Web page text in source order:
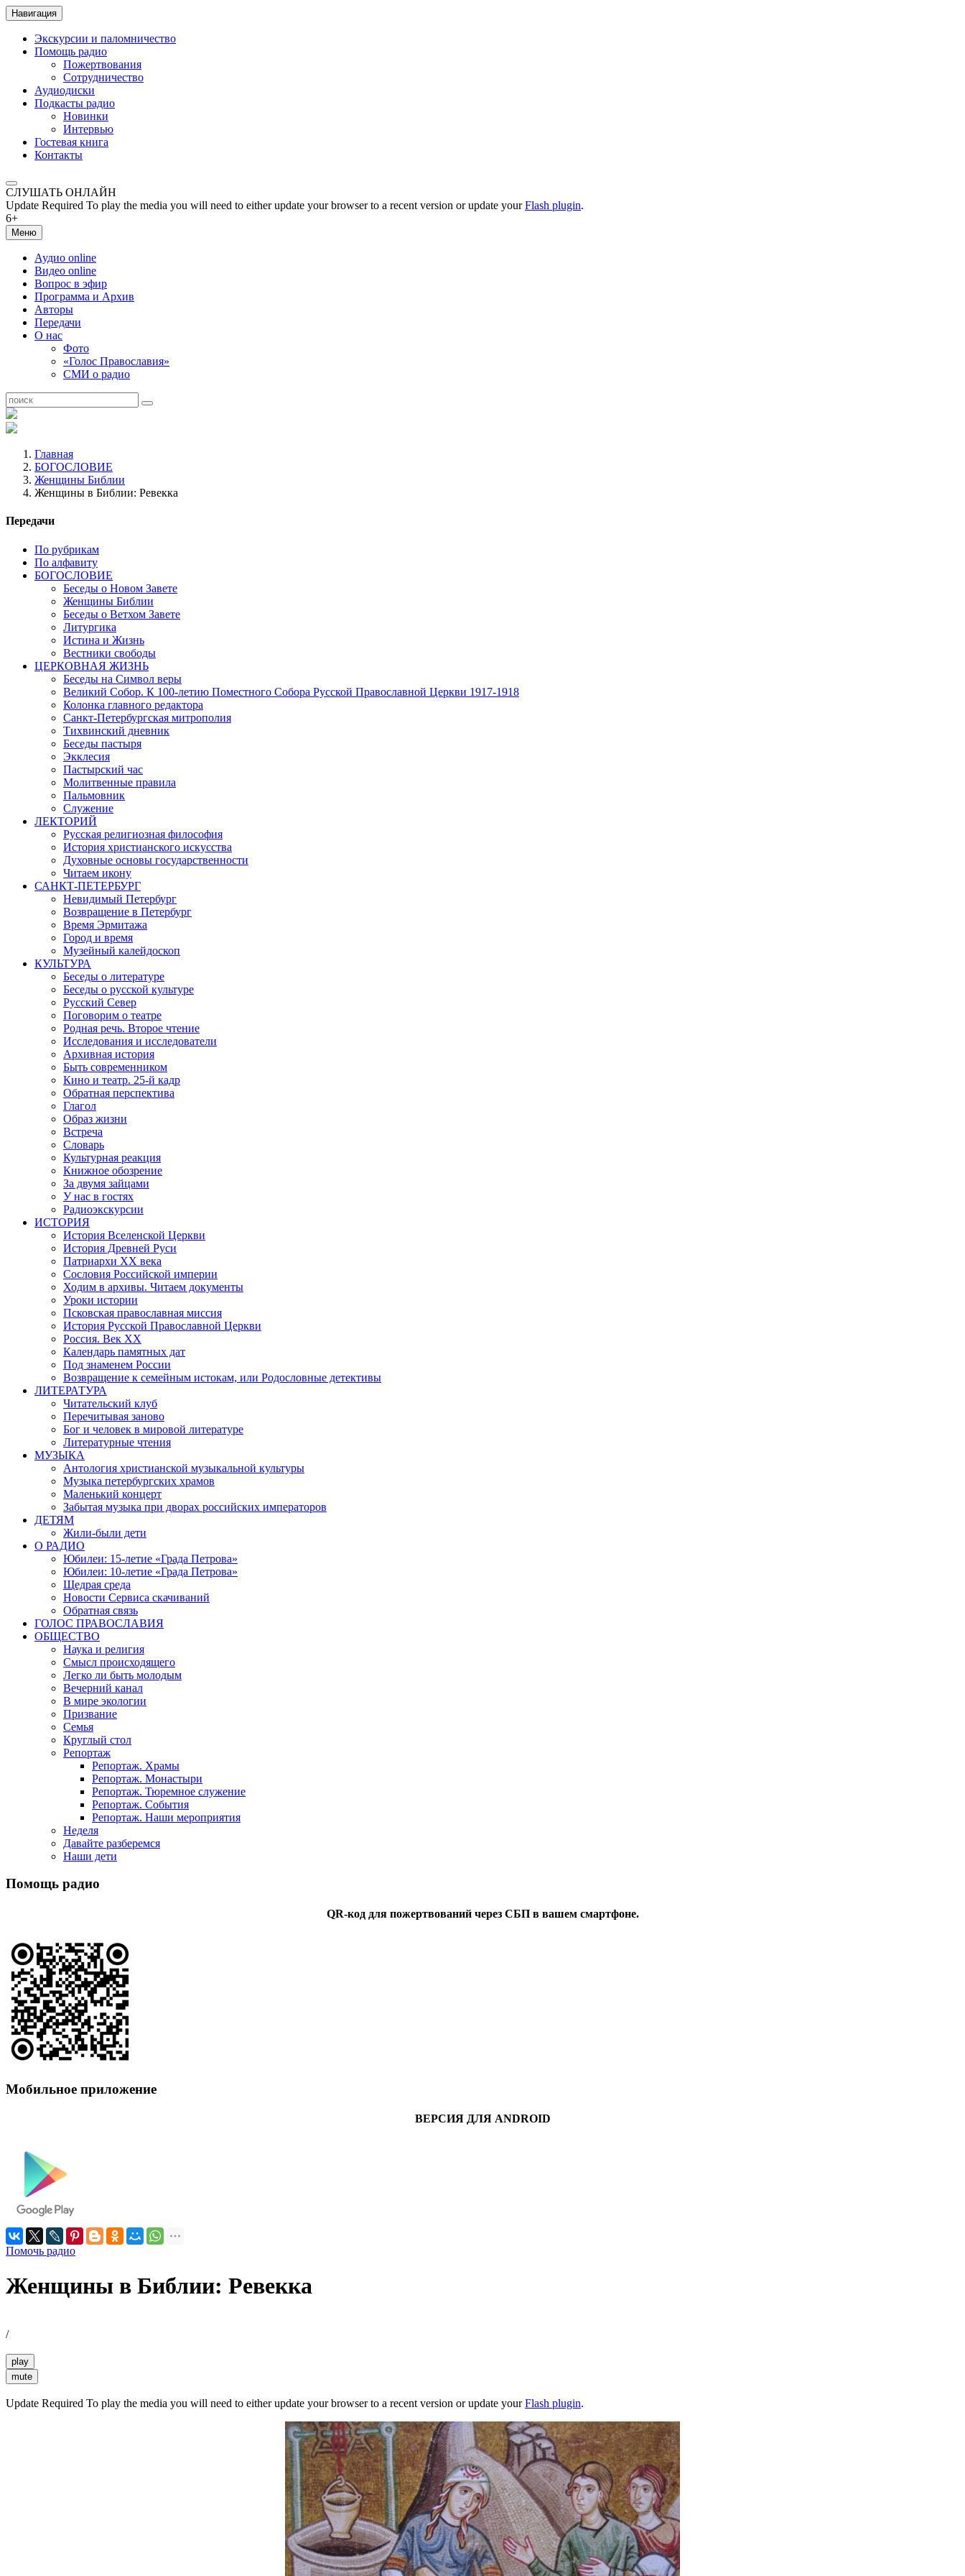
Навигация
Экскурсии и паломничество
Помощь радио
Пожертвования
Сотрудничество
Аудиодиски
Подкасты радио
Новинки
Интервью
Гостевая книга
Контакты
СЛУШАТЬ ОНЛАЙН
Update Required To play the media you will need to either update your browser to a recent version or update yourFlash plugin.
6+
Меню
Аудио online
Видео online
Вопрос в эфир
Программа и Архив
Авторы
Передачи
О нас
Фото
«Голос Православия»
СМИ о радио
Главная
БОГОСЛОВИЕ
Женщины Библии
Женщины в Библии: Ревекка
Передачи
По рубрикам
По алфавиту
БОГОСЛОВИЕ
Беседы о Новом Завете
Женщины Библии
Беседы о Ветхом Завете
Литургика
Истина и Жизнь
Вестники свободы
ЦЕРКОВНАЯ ЖИЗНЬ
Беседы на Символ веры
Великий Собор. К 100-летию Поместного Собора Русской Православной Церкви 1917-1918
Колонка главного редактора
Санкт-Петербургская митрополия
Тихвинский дневник
Беседы пастыря
Экклесия
Пастырский час
Молитвенные правила
Пальмовник
Служение
ЛЕКТОРИЙ
Русская религиозная философия
История христианского искусства
Духовные основы государственности
Читаем икону
САНКТ-ПЕТЕРБУРГ
Невидимый Петербург
Возвращение в Петербург
Время Эрмитажа
Город и время
Музейный калейдоскоп
КУЛЬТУРА
Беседы о литературе
Беседы о русской культуре
Русский Север
Поговорим о театре
Родная речь. Второе чтение
Исследования и исследователи
Архивная история
Быть современником
Кино и театр. 25-й кадр
Обратная перспектива
Глагол
Образ жизни
Встреча
Словарь
Культурная реакция
Книжное обозрение
За двумя зайцами
У нас в гостях
Радиоэкскурсии
ИСТОРИЯ
История Вселенской Церкви
История Древней Руси
Патриархи XX века
Сословия Российской империи
Ходим в архивы. Читаем документы
Уроки истории
Псковская православная миссия
История Русской Православной Церкви
Россия. Век ХХ
Календарь памятных дат
Под знаменем России
Возвращение к семейным истокам, или Родословные детективы
ЛИТЕРАТУРА
Читательский клуб
Перечитывая заново
Бог и человек в мировой литературе
Литературные чтения
МУЗЫКА
Антология христианской музыкальной культуры
Музыка петербургских храмов
Маленький концерт
Забытая музыка при дворах российских императоров
ДЕТЯМ
Жили-были дети
О РАДИО
Юбилеи: 15-летие «Града Петрова»
Юбилеи: 10-летие «Града Петрова»
Щедрая среда
Новости Сервиса скачиваний
Обратная связь
ГОЛОС ПРАВОСЛАВИЯ
ОБЩЕСТВО
Наука и религия
Смысл происходящего
Легко ли быть молодым
Вечерний канал
В мире экологии
Призвание
Семья
Круглый стол
Репортаж
Репортаж. Храмы
Репортаж. Монастыри
Репортаж. Тюремное служение
Репортаж. События
Репортаж. Наши мероприятия
Неделя
Давайте разберемся
Наши дети
Помощь радио
QR-код для пожертвований через СБП в вашем смартфоне.
Мобильное приложение
ВЕРСИЯ ДЛЯ ANDROID
Помочь радио
Женщины в Библии: Ревекка
/
play
mute
Update Required To play the media you will need to either update your browser to a recent version or update yourFlash plugin.